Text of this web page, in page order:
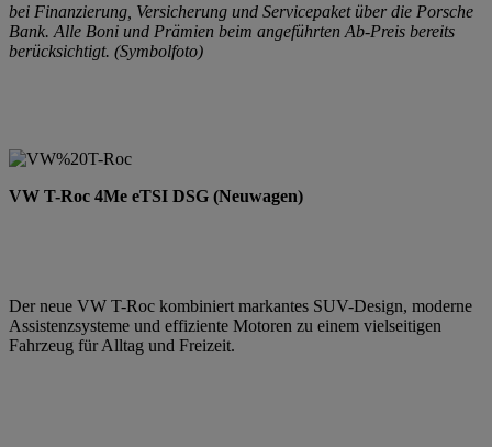
bei Finanzierung, Versicherung und Servicepaket über die Porsche
Bank. Alle Boni und Prämien beim angeführten Ab-Preis bereits
berücksichtigt. (Symbolfoto)
VW T-Roc 4Me eTSI DSG (Neuwagen)
Der neue VW T-Roc kombiniert markantes SUV-Design, moderne
Assistenzsysteme und effiziente Motoren zu einem vielseitigen
Fahrzeug für Alltag und Freizeit.